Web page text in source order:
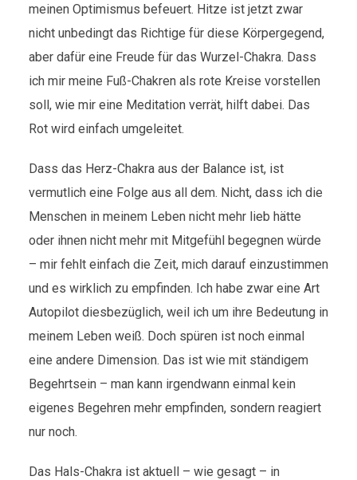
meinen Optimismus befeuert. Hitze ist jetzt zwar
nicht unbedingt das Richtige für diese Körpergegend,
aber dafür eine Freude für das Wurzel-Chakra. Dass
ich mir meine Fuß-Chakren als rote Kreise vorstellen
soll, wie mir eine Meditation verrät, hilft dabei. Das
Rot wird einfach umgeleitet.
Dass das Herz-Chakra aus der Balance ist, ist
vermutlich eine Folge aus all dem. Nicht, dass ich die
Menschen in meinem Leben nicht mehr lieb hätte
oder ihnen nicht mehr mit Mitgefühl begegnen würde
– mir fehlt einfach die Zeit, mich darauf einzustimmen
und es wirklich zu empfinden. Ich habe zwar eine Art
Autopilot diesbezüglich, weil ich um ihre Bedeutung in
meinem Leben weiß. Doch spüren ist noch einmal
eine andere Dimension. Das ist wie mit ständigem
Begehrtsein – man kann irgendwann einmal kein
eigenes Begehren mehr empfinden, sondern reagiert
nur noch.
Das Hals-Chakra ist aktuell – wie gesagt – in